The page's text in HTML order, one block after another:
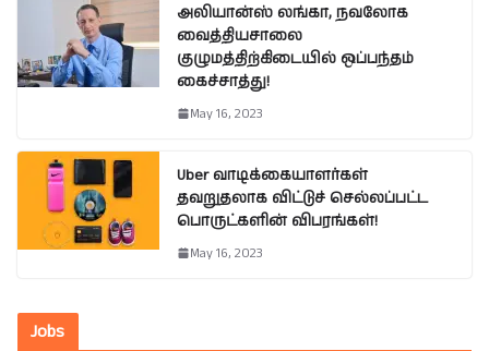
அலியான்ஸ் லங்கா, நவலோக
வைத்தியசாலை
குழுமத்திற்கிடையில் ஒப்பந்தம்
கைச்சாத்து!
May 16, 2023
Uber வாடிக்கையாளர்கள்
தவறுதலாக விட்டுச் செல்லப்பட்ட
பொருட்களின் விபரங்கள்!
May 16, 2023
Jobs